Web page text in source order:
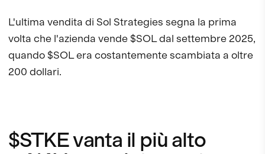
L'ultima vendita di Sol Strategies segna la prima
volta che l'azienda vende $SOL dal settembre 2025,
quando $SOL era costantemente scambiata a oltre
200 dollari.
$STKE vanta il più alto